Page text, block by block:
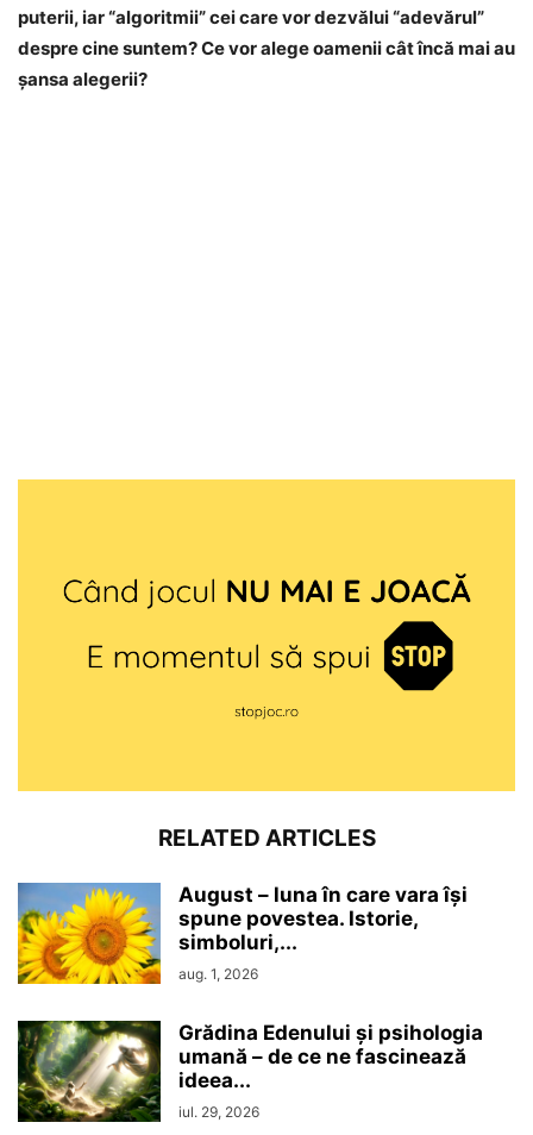
puterii, iar “algoritmii” cei care vor dezvălui “adevărul”
despre cine suntem? Ce vor alege oamenii cât încă mai au
şansa alegerii?
RELATED ARTICLES
August – luna în care vara își
spune povestea. Istorie,
simboluri,...
aug. 1, 2026
Grădina Edenului și psihologia
umană – de ce ne fascinează
ideea...
iul. 29, 2026